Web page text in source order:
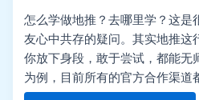
怎么学做地推？去哪里学？这是
友心中共存的疑问。其实地推这
你放下身段，敢于尝试，都能无
为例，目前所有的官方合作渠道